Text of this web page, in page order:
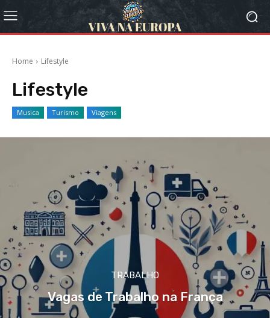
Home Lifestyle
Lifestyle
Musica Turismo Viagens
TRABALHO
Vagas de Trabalho na França